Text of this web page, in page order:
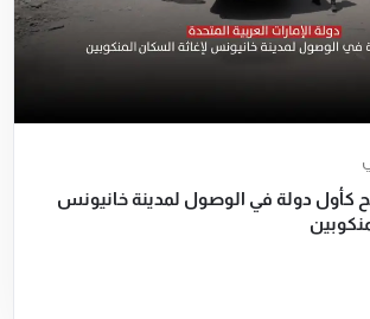
كأول دولة في الوصول لمدينة خانيونس